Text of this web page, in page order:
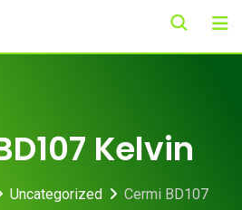
Kelvin
Uncategorized
Cermi BD107